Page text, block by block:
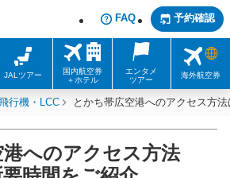
FAQ 予約確認
JALツアー
国内航空券
＋ホテル
エンタメ
ツアー
海外航空券
行機・LCC とかち帯広空港へのアクセス方
へのアクセス方法